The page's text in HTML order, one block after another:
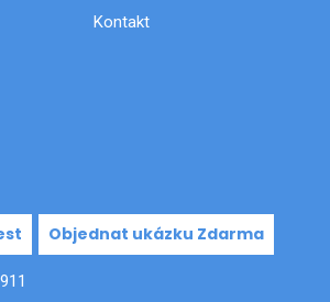
Kontakt
Objednat ukázku Zdarma